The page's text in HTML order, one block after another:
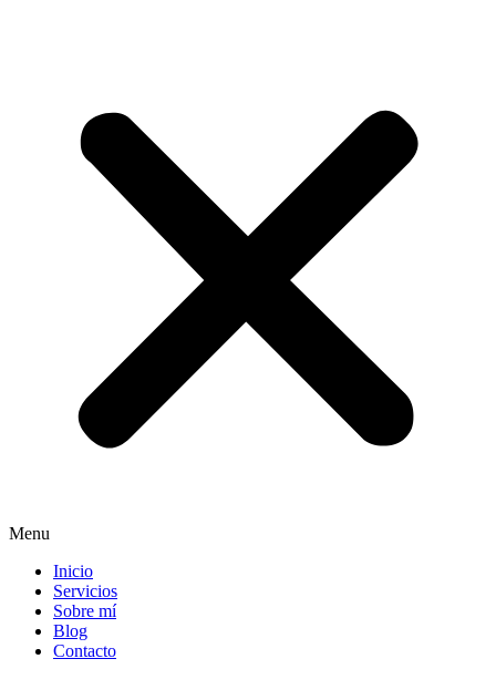
Menu
Inicio
Servicios
Sobre mí
Blog
Contacto